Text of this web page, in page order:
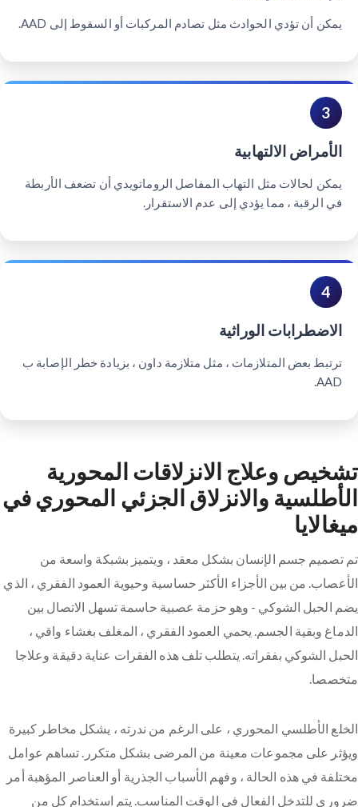
يمكن أن تؤدي الحوادث مثل تصادم المركبات أو السقوط إلى AAD.
3
الأمراض الالتهابية
يمكن لحالات مثل التهاب المفاصل الروماتويدي أن تضعف الأربطة
في الرقبة ، مما يؤدي إلى عدم الاستقرار.
4
الاضطرابات الوراثية
ترتبط بعض المتلازمات ، مثل متلازمة داون ، بزيادة خطر الإصابة ب
AAD.
تشخيص وعلاج الانزلاقات المحورية
الأطلسية والانزلاق الجزئي المحوري في
ميغالايا
تم تصميم جسم الإنسان بشكل معقد ، ويتميز بشبكة واسعة من
الأعصاب. من بين الأجزاء الأكثر حساسية وحيوية العمود الفقري ، الذي
يضم الحبل الشوكي - وهو حزمة عصبية حاسمة تسهل الاتصال بين
الدماغ وبقية الجسم. يحمي العمود الفقري ، المغلف بغشاء واقي ،
الحبل الشوكي بفقراته. يتطلب تلف هذه الفقرات عناية دقيقة وعلاجا
متخصصا.
الخلع الأطلسي المحوري ، على الرغم من ندرته ، يشكل مخاطر كبيرة
ويؤثر على مجموعات معينة من المرضى بشكل متكرر. تساهم عوامل
مختلفة في هذه الحالة ، وفهم الأسباب الجذرية أو العناصر المؤهبة أمر
ضروري للتدخل الفعال في الوقت المناسب. يتم استخدام كل من